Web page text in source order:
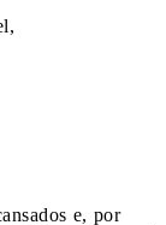
e, por